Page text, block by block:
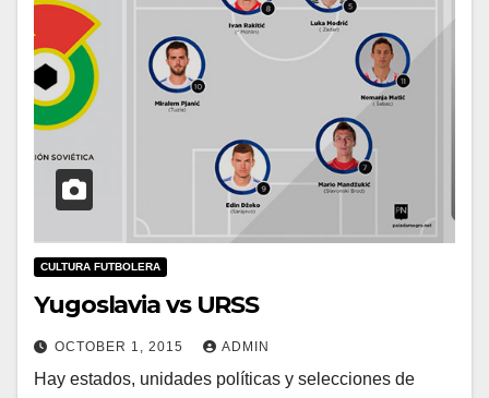
CULTURA FUTBOLERA
Yugoslavia vs URSS
OCTOBER 1, 2015 ADMIN
Hay estados, unidades políticas y selecciones de